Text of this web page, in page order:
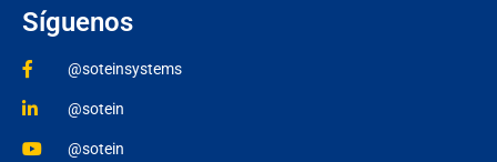
Síguenos
@soteinsystems
@sotein
@sotein